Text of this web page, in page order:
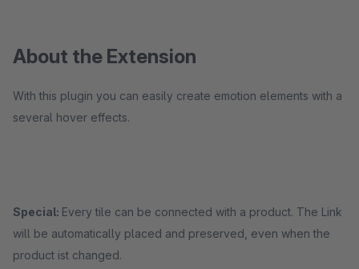
About the Extension
With this plugin you can easily create emotion elements with a
several hover effects.
Special: Every tile can be connected with a product. The Link
will be automatically placed and preserved, even when the
product ist changed.